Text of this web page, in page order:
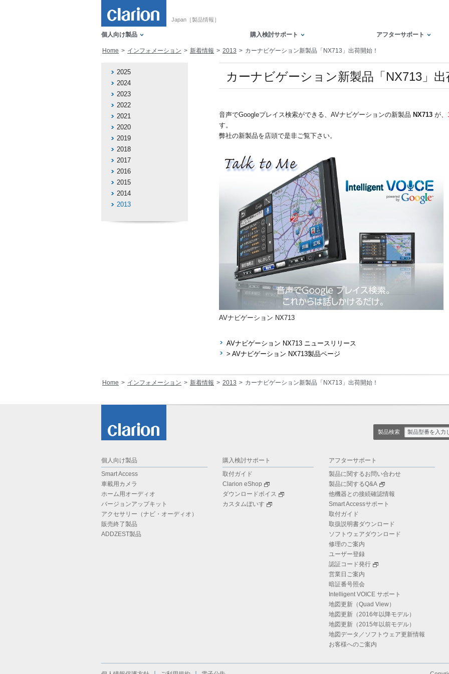
Japan［製品情報］
個人向け製品 購入検討サポート アフターサポート
Home インフォメーション 新着情報 2013 カーナビゲーション新製品「NX713」出荷開始！
2025
2024
2023
2022
2021
2020
2019
2018
2017
2016
2015
2014
2013
カーナビゲーション新製品「NX713」
音声でGoogleプレイス検索ができる、AVナビゲーションの新製品 NX713 が、
す。
弊社の新製品を店頭で是非ご覧下さい。
AVナビゲーション NX713
AVナビゲーション NX713 ニュースリリース
> AVナビゲーション NX713製品ページ
Home インフォメーション 新着情報 2013 カーナビゲーション新製品「NX713」出荷開始！
製品検索
個人向け製品
Smart Access
車載用カメラ
ホーム用オーディオ
バージョンアップキット
アクセサリー（ナビ・オーディオ）
販売終了製品
ADDZEST製品
購入検討サポート
取付ガイド
Clarion eShop
ダウンロードボイス
カスタムぼいす
アフターサポート
製品に関するお問い合わせ
製品に関するQ&A
他機器との接続確認情報
Smart Accessサポート
取付ガイド
取扱説明書ダウンロード
ソフトウェアダウンロード
修理のご案内
ユーザー登録
認証コード発行
営業日ご案内
暗証番号照会
Intelligent VOICE サポート
地図更新（Quad View）
地図更新（2016年以降モデル）
地図更新（2015年以前モデル）
地図データ／ソフトウェア更新情報
お客様へのご案内